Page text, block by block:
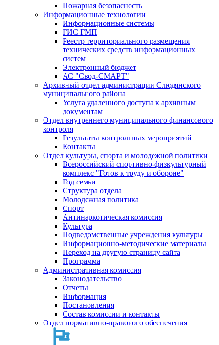
Пожарная безопасность
Информационные технологии
Информационные системы
ГИС ГМП
Реестр территориального размещения
технических средств информационных
систем
Электронный бюджет
АС "Свод-СМАРТ"
Архивный отдел администрации Слюдянского
муниципального района
Услуга удаленного доступа к архивным
документам
Отдел внутреннего муниципального финансового
контроля
Результаты контрольных мероприятий
Контакты
Отдел культуры, спорта и молодежной политики
Всероссийский спортивно-физкультурный
комплекс "Готов к труду и обороне"
Год семьи
Структура отдела
Молодежная политика
Спорт
Антинаркотическая комиссия
Культура
Подведомственные учреждения культуры
Информационно-методические материалы
Переход на другую страницу сайта
Программа
Административная комиссия
Законодательство
Отчеты
Информация
Постановления
Состав комиссии и контакты
Отдел нормативно-правового обеспечения